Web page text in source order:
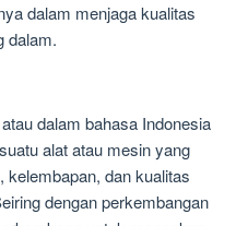
dalam menjaga kualitas
dalam.
dalam bahasa Indonesia
alat atau mesin yang
kelembapan, dan kualitas
dengan perkembangan